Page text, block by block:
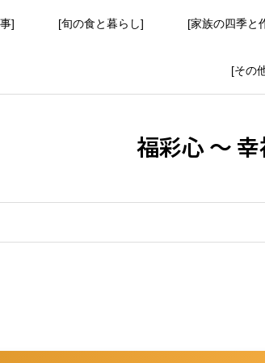
] [旬の食と暮らし] [家族の四季と
[その
福彩心 ～